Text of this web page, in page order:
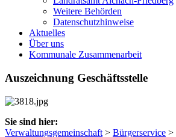
Weitere Behörden
Datenschutzhinweise
Aktuelles
Über uns
Kommunale Zusammenarbeit
Auszeichnung Geschäftsstelle
Sie sind hier:
Verwaltungsgemeinschaft > Bürgerservice >